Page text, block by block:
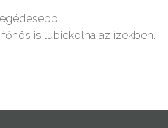
is lubickolna az ízekben.